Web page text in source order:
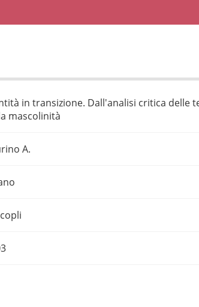
in transizione. Dall'analisi critica delle
mascolinità
A.